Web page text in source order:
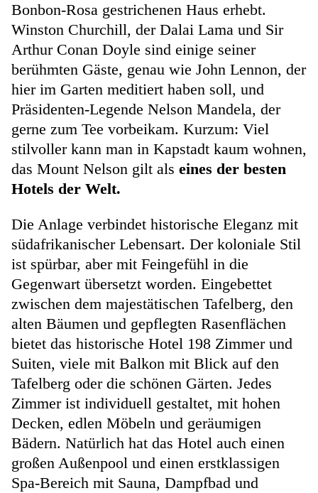
Bonbon-Rosa gestrichenen Haus erhebt.
Winston Churchill, der Dalai Lama und Sir
Arthur Conan Doyle sind einige seiner
berühmten Gäste, genau wie John Lennon, der
hier im Garten meditiert haben soll, und
Präsidenten-Legende Nelson Mandela, der
gerne zum Tee vorbeikam. Kurzum: Viel
stilvoller kann man in Kapstadt kaum wohnen,
das Mount Nelson gilt als eines der besten
Hotels der Welt.
Die Anlage verbindet historische Eleganz mit
südafrikanischer Lebensart. Der koloniale Stil
ist spürbar, aber mit Feingefühl in die
Gegenwart übersetzt worden. Eingebettet
zwischen dem majestätischen Tafelberg, den
alten Bäumen und gepflegten Rasenflächen
bietet das historische Hotel 198 Zimmer und
Suiten, viele mit Balkon mit Blick auf den
Tafelberg oder die schönen Gärten. Jedes
Zimmer ist individuell gestaltet, mit hohen
Decken, edlen Möbeln und geräumigen
Bädern. Natürlich hat das Hotel auch einen
großen Außenpool und einen erstklassigen
Spa-Bereich mit Sauna, Dampfbad und